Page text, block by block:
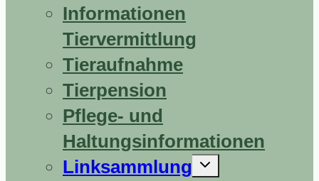
Informationen
Tiervermittlung
Tieraufnahme
Tierpension
Pflege- und
Haltungsinformationen
Linksammlung
Untermenü